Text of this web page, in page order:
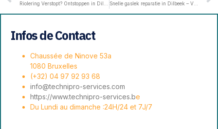
Snelle gaslek reparatie in Dilbeek – Veilig Thuis
Infos de Contact
Chaussée de Ninove 53a
1080 Bruxelles
(+32) 04 97 92 93 68
info@technipro-services.com
https://www.technipro-services.be
Du Lundi au dimanche :24H/24 et 7J/7